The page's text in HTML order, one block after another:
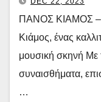
ΠΑΝΟΣ ΚΙΑΜΟΣ –
Κιάμος, ένας
μουσική σκηνή Με
συναισθήματα,
…